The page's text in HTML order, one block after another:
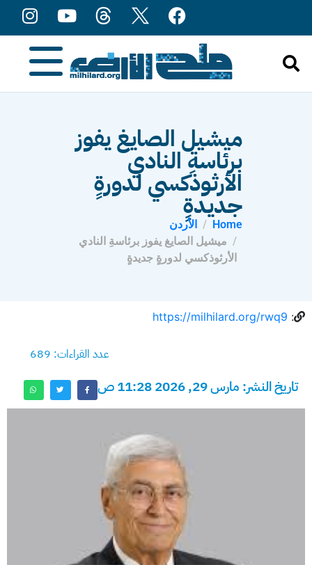
ميشيل الصايغ يفوز
برئاسةِ النادي
الأرثوذكسي لدورةٍ
جديدةٍ
Home
الأردن
ميشيل الصايغ يفوز برئاسةِ النادي
الأرثوذكسي لدورةٍ جديدةٍ
:
https://milhilard.org/rwq9
عدد القراءات: 689
تاريخ النشر: مارس 29, 2026 11:28 ص